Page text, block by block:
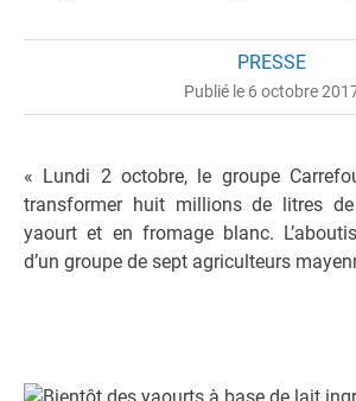
PRESSE
Publié le 6 octobre
« Lundi 2 octobre, le groupe
transformer huit millions de litres
yaourt et en fromage blanc.
d’un groupe de sept agriculteurs